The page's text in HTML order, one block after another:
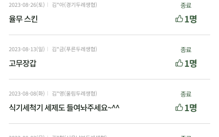
2023-08-26(토) 김*아(경기두레생협)
율무 스킨
종료
1명
2023-08-13(일) 김*금(푸른두레생협)
고무장갑
종료
1명
2023-08-08(화) 김*영(울림두레생협)
식기세척기 세제도 들여놔주세요~^^
종료
1명